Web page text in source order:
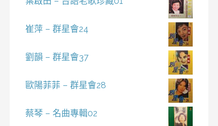
崔萍 – 群星會24
劉韻 – 群星會37
歐陽菲菲 – 群星會28
蔡琴 – 名曲專輯02